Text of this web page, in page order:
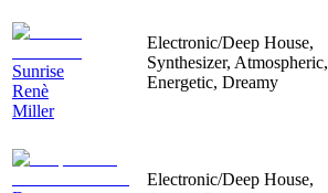
Sunrise
Renè
Miller
Electronic/Deep House,
Synthesizer, Atmospheric,
Energetic, Dreamy
Electronic/Deep House,